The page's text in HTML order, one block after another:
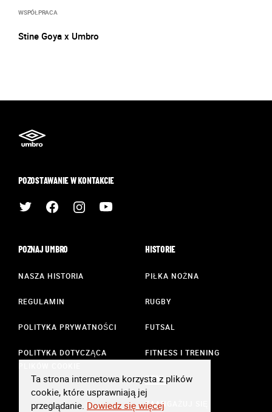
WSPÓŁPRACA
Stine Goya x Umbro
POZOSTAWANIE W KONTAKCIE
POZNAJ UMBRO
NASZA HISTORIA
REGULAMIN
POLITYKA PRYWATNOŚCI
POLITYKA DOTYCZĄCA
HISTORIE
PIŁKA NOŻNA
RUGBY
FUTSAL
FITNESS I TRENING
STYL
ZAANGAŻUJ SIĘ
Ta strona internetowa korzysta z plików
cookie, które usprawniają jej
przeglądanie. Dowiedz się więcej